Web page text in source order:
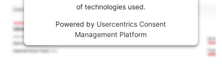
of technologies used.
Powered by Usercentrics Consent
Management Platform